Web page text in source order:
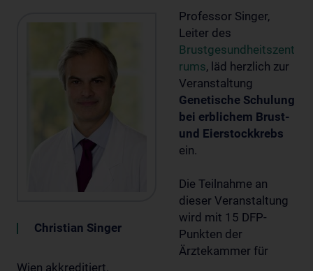
Christian Singer
Professor Singer,
Leiter des
Brustgesundheitszent
rums, läd herzlich zur
Veranstaltung
Genetische Schulung
bei erblichem Brust-
und Eierstockkrebs
ein.
Die Teilnahme an
dieser Veranstaltung
wird mit 15 DFP-
Punkten der
Ärztekammer für
Wien akkreditiert.